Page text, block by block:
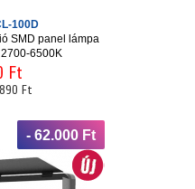
100D
SMD panel lámpa
6500K
Ft
Ft
- 62.000 Ft